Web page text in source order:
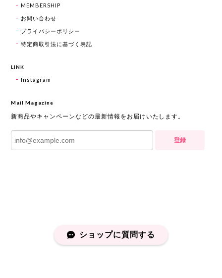
MEMBERSHIP
お問い合わせ
プライバシーポリシー
特定商取引法に基づく表記
LINK
Instagram
Mail Magazine
新商品やキャンペーンなどの最新情報をお届けいたします。
登録
ショップに質問する